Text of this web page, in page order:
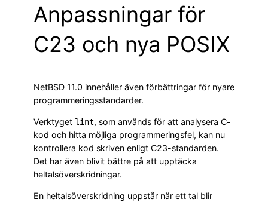
Anpassningar för
C23 och nya POSIX
NetBSD 11.0 innehåller även förbättringar för nyare
programmeringsstandarder.
Verktyget lint, som används för att analysera C-
kod och hitta möjliga programmeringsfel, kan nu
kontrollera kod skriven enligt C23-standarden.
Det har även blivit bättre på att upptäcka
heltalsöverskridningar.
En heltalsöverskridning uppstår när ett tal blir